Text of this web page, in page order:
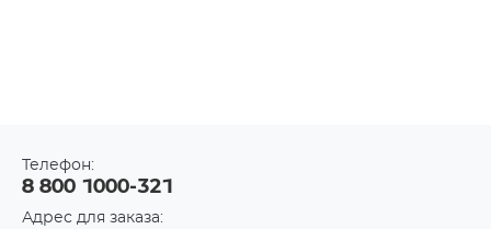
Телефон:
8 800 1000-321
Адрес для заказа: